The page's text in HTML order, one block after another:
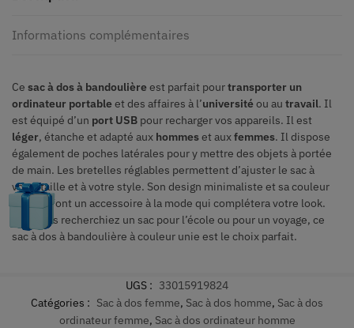
Informations complémentaires
Ce sac à dos à bandoulièreest parfait pourtransporter un
ordinateur portableet des affaires à l’universitéou au travail. Il
est équipé d’un port USB pour recharger vos appareils. Il est
léger, étanche et adapté aux hommeset auxfemmes. Il dispose
également de poches latérales pour y mettre des objets à portée
de main. Les bretelles réglables permettent d’ajuster le sac à
votre taille et à votre style. Son design minimaliste et sa couleur
unie en font un accessoire à la mode qui complétera votre look.
Que vous recherchiez un sac pour l’école ou pour un voyage, ce
sac à dos à bandoulière à couleur unie est le choix parfait.
UGS : 33015919824
Catégories : Sac à dos femme, Sac à dos homme, Sac à dos
ordinateur femme, Sac à dos ordinateur homme